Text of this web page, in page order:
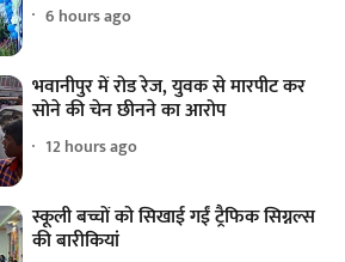
6 hours ago
भवानीपुर में रोड रेज, युवक से मारपीट कर
सोने की चेन छीनने का आरोप
12 hours ago
स्कूली बच्चों को सिखाई गईं ट्रैफिक सिग्नल्स
की बारीकियां